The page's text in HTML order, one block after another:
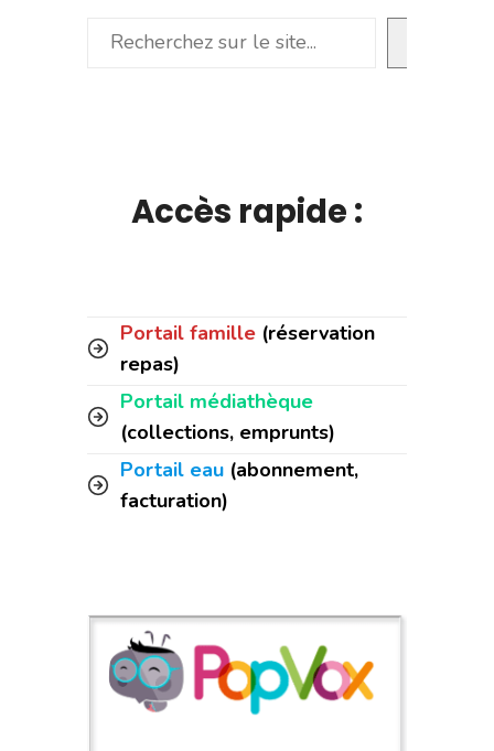
Rechercher
Accès rapide :
Portail famille (réservation
repas)
Portail médiathèque
(collections, emprunts)
Portail eau (abonnement,
facturation)